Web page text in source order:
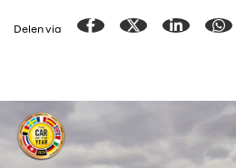
Delen via